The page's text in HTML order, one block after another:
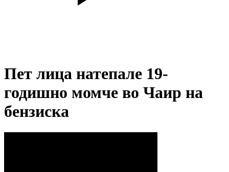
Пет лица натепале 19-
годишно момче во Чаир на
бензиска